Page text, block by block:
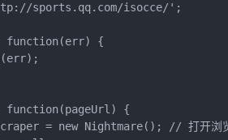
sports.qq.com/isocce/';
function(err) {
function(pageUrl) {
= new Nightmare(); // 打开浏